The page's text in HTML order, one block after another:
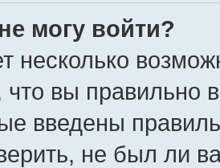
могу войти?
несколько
что вы правильно
введены
не был ли